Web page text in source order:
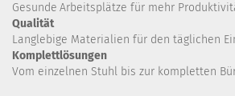
Gesunde Arbeitsplätze für mehr
Qualität
Langlebige Materialien für den täglichen
Komplettlösungen
Vom einzelnen Stuhl bis zur kompletten